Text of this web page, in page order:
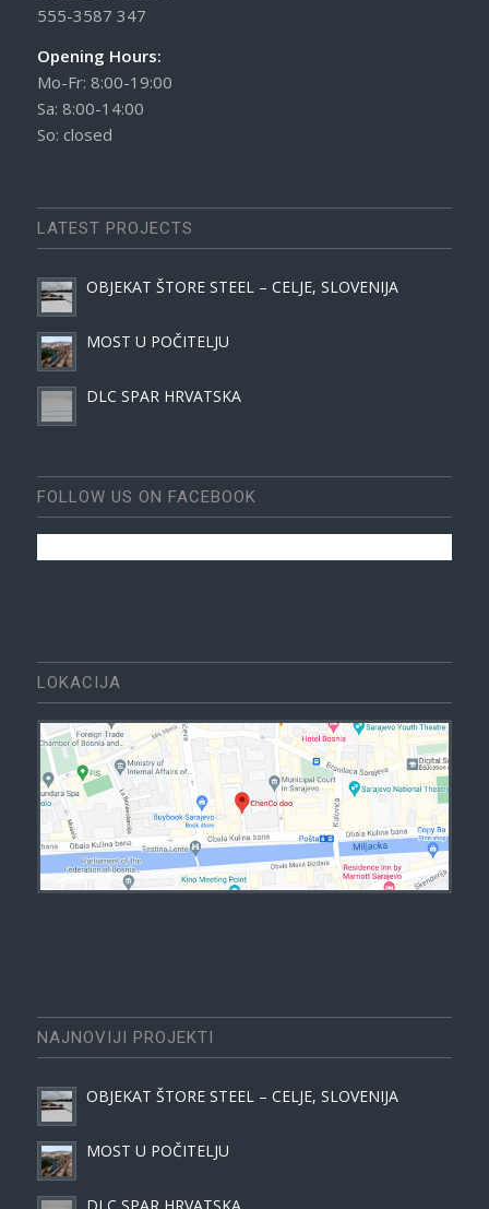
555-3587 347
Opening Hours:
Mo-Fr: 8:00-19:00
Sa: 8:00-14:00
So: closed
LATEST PROJECTS
OBJEKAT ŠTORE STEEL – CELJE, SLOVENIJA
MOST U POČITELJU
DLC SPAR HRVATSKA
FOLLOW US ON FACEBOOK
LOKACIJA
NAJNOVIJI PROJEKTI
OBJEKAT ŠTORE STEEL – CELJE, SLOVENIJA
MOST U POČITELJU